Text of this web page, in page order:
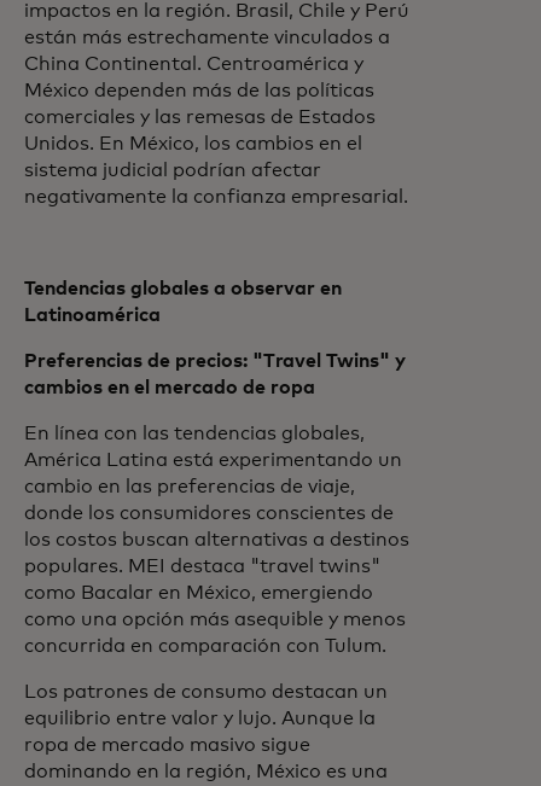
impactos en la región. Brasil, Chile y Perú
están más estrechamente vinculados a
China Continental. Centroamérica y
México dependen más de las políticas
comerciales y las remesas de Estados
Unidos. En México, los cambios en el
sistema judicial podrían afectar
negativamente la confianza empresarial.
Tendencias globales a observar en
Latinoamérica
Preferencias de precios: "Travel Twins" y
cambios en el mercado de ropa
En línea con las tendencias globales,
América Latina está experimentando un
cambio en las preferencias de viaje,
donde los consumidores conscientes de
los costos buscan alternativas a destinos
populares. MEI destaca "travel twins"
como Bacalar en México, emergiendo
como una opción más asequible y menos
concurrida en comparación con Tulum.
Los patrones de consumo destacan un
equilibrio entre valor y lujo. Aunque la
ropa de mercado masivo sigue
dominando en la región, México es una